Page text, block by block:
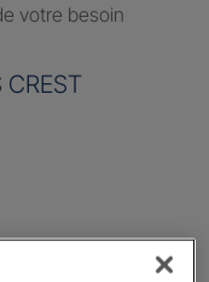
votre besoin
CREST